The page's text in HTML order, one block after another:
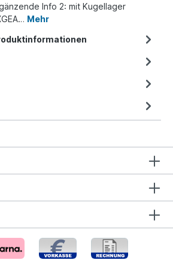
Info 2: mit Kugellager
Mehr